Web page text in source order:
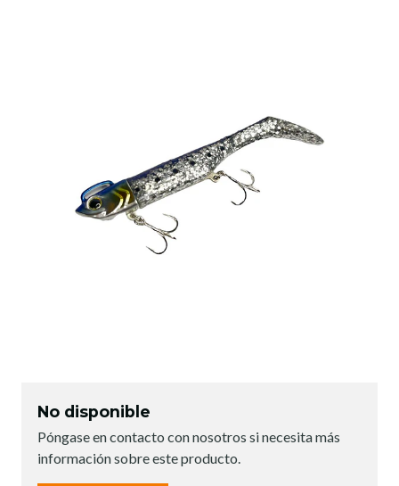
No disponible
Póngase en contacto con nosotros si necesita más
información sobre este producto.